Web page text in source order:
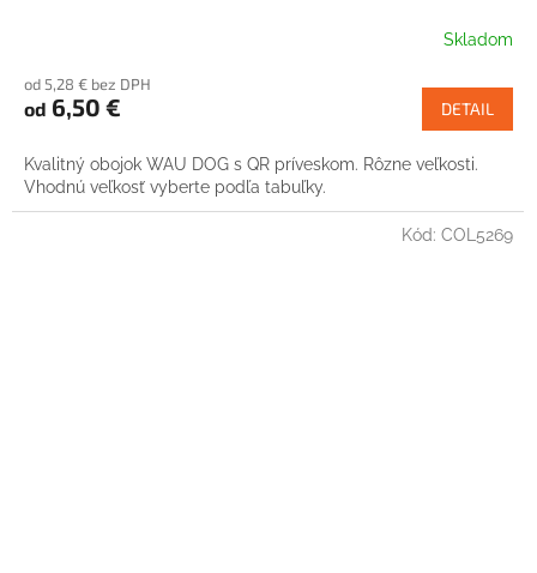
Skladom
od 5,28 € bez DPH
od 6,50 € DETAIL
Kvalitný obojok WAU DOG s QR príveskom. Rôzne veľkosti.
Vhodnú veľkosť vyberte podľa tabuľky.
Kód: COL5269